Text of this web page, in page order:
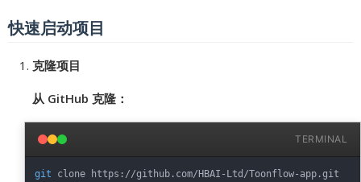
快速启动项目
克隆项目
从 GitHub 克隆：
TERMINAL
git